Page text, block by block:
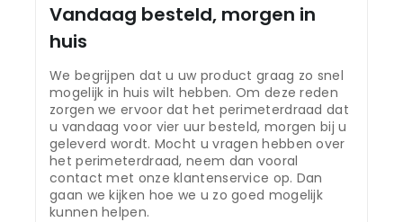
Vandaag besteld, morgen in
huis
We begrijpen dat u uw product graag zo snel
mogelijk in huis wilt hebben. Om deze reden
zorgen we ervoor dat het perimeterdraad dat
u vandaag voor vier uur besteld, morgen bij u
geleverd wordt. Mocht u vragen hebben over
het perimeterdraad, neem dan vooral
contact met onze klantenservice op. Dan
gaan we kijken hoe we u zo goed mogelijk
kunnen helpen.